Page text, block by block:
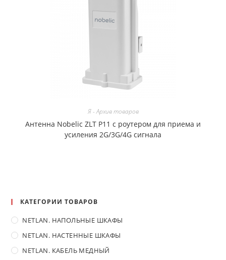
Я - Архив товаров
Антенна Nobelic ZLT P11 с роутером для приема и
усиления 2G/3G/4G сигнала
КАТЕГОРИИ ТОВАРОВ
NETLAN. НАПОЛЬНЫЕ ШКАФЫ
NETLAN. НАСТЕННЫЕ ШКАФЫ
NETLAN. КАБЕЛЬ МЕДНЫЙ